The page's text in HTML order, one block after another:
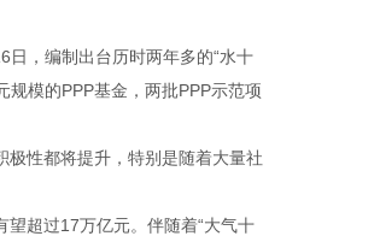
日，编制出台历时两年多的“水十
模的PPP基金，两批PPP示范项
性都将提升，特别是随着大量社
望超过17万亿元。伴随着“大气十